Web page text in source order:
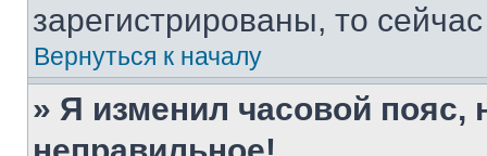
зарегистрированы, то
Вернуться к началу
» Я изменил часовой пояс,